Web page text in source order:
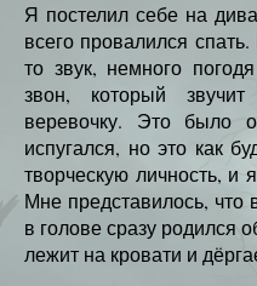
Я постелил себе на
всего провалился
то звук, немного
звон, который
веревочку. Это было
испугался, но это как
творческую личность, и
Мне представилось,
в голове сразу родился
лежит на кровати и